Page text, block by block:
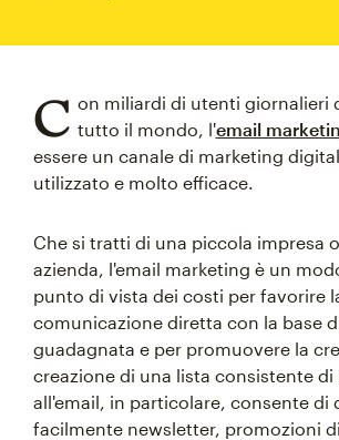
C on miliardi di utenti giornalieri
tutto il mondo, l'email
essere un canale di marketing
utilizzato e molto efficace.
Che si tratti di una piccola impresa
azienda, l'email marketing è un
punto di vista dei costi per favorire
comunicazione diretta con la base
guadagnata e per promuovere la
creazione di una lista consistente
all'email, in particolare, consente di
facilmente newsletter, promozioni